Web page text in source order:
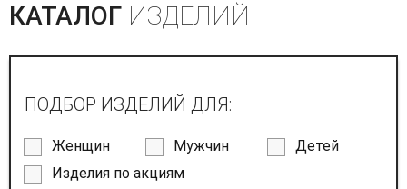
КАТАЛОГ ИЗДЕЛИЙ
ПОДБОР ИЗДЕЛИЙ ДЛЯ:
Женщин Мужчин
Детей
Изделия по акциям